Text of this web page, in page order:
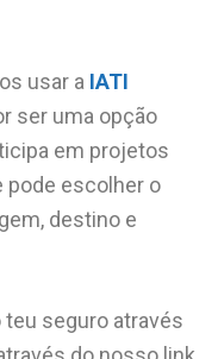
usar a IATI
ser uma opção
em projetos
pode escolher o
destino e
seguro através